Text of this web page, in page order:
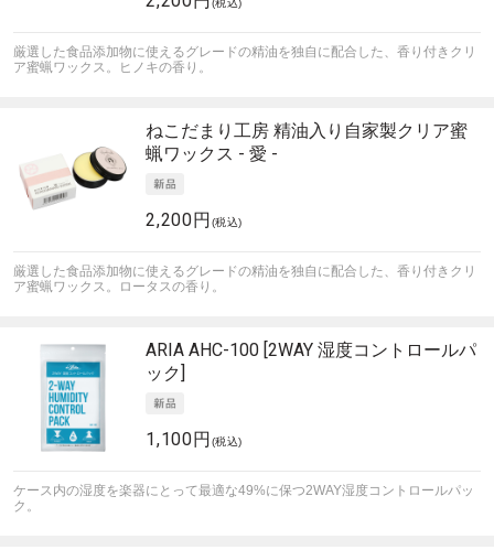
(税込)
厳選した食品添加物に使えるグレードの精油を独自に配合した、香り付きクリ
ア蜜蝋ワックス。ヒノキの香り。
ねこだまり工房 精油入り自家製クリア蜜
蝋ワックス - 愛 -
2,200円 (税込)
厳選した食品添加物に使えるグレードの精油を独自に配合した、香り付きクリ
ア蜜蝋ワックス。ロータスの香り。
ARIA AHC-100 [2WAY 湿度コントロールパ
ック]
1,100円 (税込)
ケース内の湿度を楽器にとって最適な49%に保つ2WAY湿度コントロールパッ
ク。